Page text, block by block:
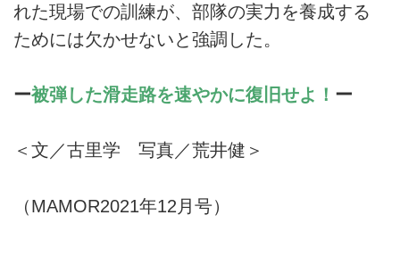
れた現場での訓練が、部隊の実力を養成する
ためには欠かせないと強調した。
ー被弾した滑走路を速やかに復旧せよ！ ー
＜文／古里学 写真／荒井健＞
（MAMOR2021年12月号）